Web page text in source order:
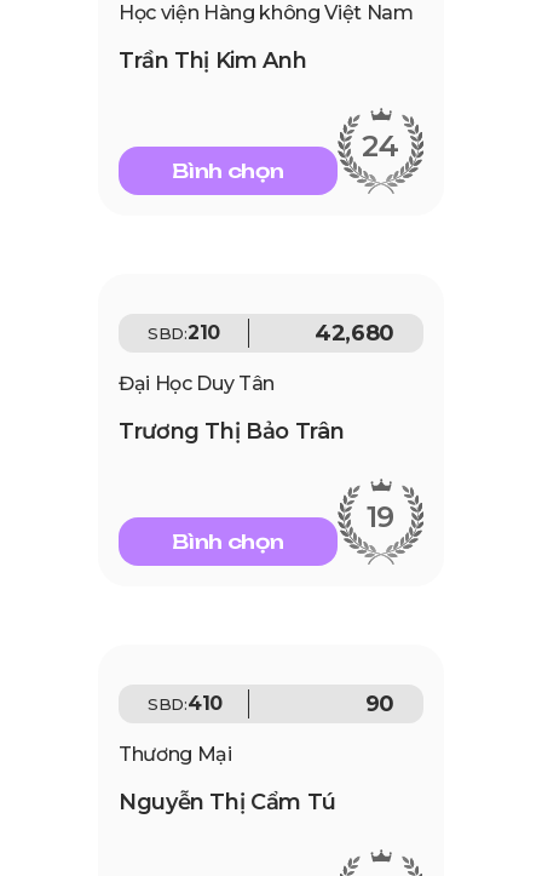
Học viện Hàng không Việt Nam
Trần Thị Kim Anh
Bình chọn
24
SBD:210 42,680
Đại Học Duy Tân
Trương Thị Bảo Trân
Bình chọn
19
SBD:410 90
Thương Mại
Nguyễn Thị Cẩm Tú